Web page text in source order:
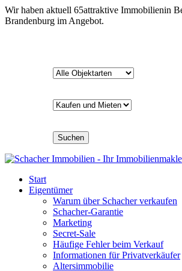
Wir haben aktuell 65attraktive Immobilienin
Brandenburg im Angebot.
Suchen
Start
Eigentümer
Warum über Schacher verkaufen
Schacher-Garantie
Marketing
Secret-Sale
Häufige Fehler beim Verkauf
Informationen für Privatverkäufer
Altersimmobilie